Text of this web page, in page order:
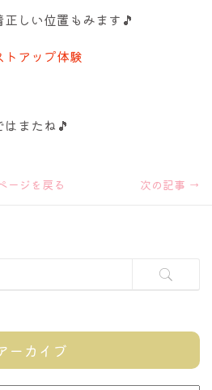
しい位置もみます🎵
トアップ体験
はまたね🎵
ージを戻る 次の記事 →
ーカイブ